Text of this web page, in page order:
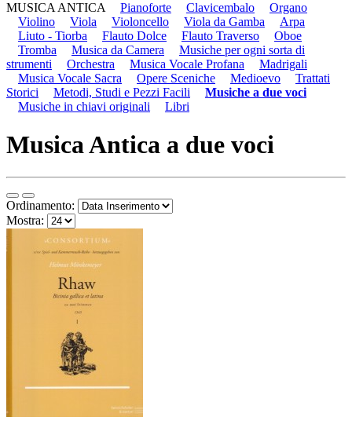
MUSICA ANTICA
Pianoforte Clavicembalo
Organo
Violino
Viola Violoncello Viola da Gamba
Arpa
Liuto - Tiorba
Flauto Dolce Flauto Traverso
Oboe
Tromba
Musica da Camera
Musiche per ogni sorta di
strumenti
Orchestra Musica Vocale Profana
Madrigali
Musica Vocale Sacra
Opere Sceniche Medioevo
Trattati
Storici
Metodi, Studi e Pezzi Facili
Musiche a due voci
Musiche in chiavi originali
Libri
Musica Antica a due voci
Ordinamento:
Mostra: